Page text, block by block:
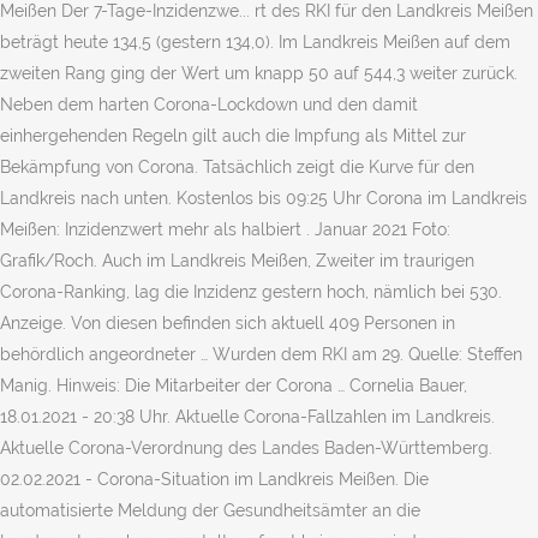
Meißen Der 7-Tage-Inzidenzwe... rt des RKI für den Landkreis Meißen
beträgt heute 134,5 (gestern 134,0). Im Landkreis Meißen auf dem
zweiten Rang ging der Wert um knapp 50 auf 544,3 weiter zurück.
Neben dem harten Corona-Lockdown und den damit
einhergehenden Regeln gilt auch die Impfung als Mittel zur
Bekämpfung von Corona. Tatsächlich zeigt die Kurve für den
Landkreis nach unten. Kostenlos bis 09:25 Uhr Corona im Landkreis
Meißen: Inzidenzwert mehr als halbiert . Januar 2021 Foto:
Grafik/Roch. Auch im Landkreis Meißen, Zweiter im traurigen
Corona-Ranking, lag die Inzidenz gestern hoch, nämlich bei 530.
Anzeige. Von diesen befinden sich aktuell 409 Personen in
behördlich angeordneter … Wurden dem RKI am 29. Quelle: Steffen
Manig. Hinweis: Die Mitarbeiter der Corona … Cornelia Bauer,
18.01.2021 - 20:38 Uhr. Aktuelle Corona-Fallzahlen im Landkreis.
Aktuelle Corona-Verordnung des Landes Baden-Württemberg.
02.02.2021 - Corona-Situation im Landkreis Meißen. Die
automatisierte Meldung der Gesundheitsämter an die